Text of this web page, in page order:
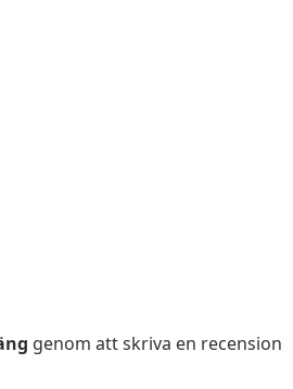
genom att skriva en recension